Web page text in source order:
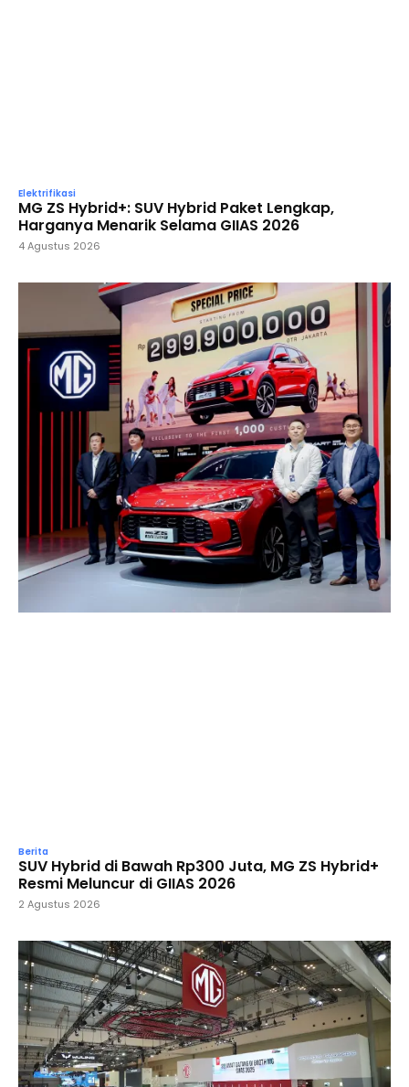
Elektrifikasi
MG ZS Hybrid+: SUV Hybrid Paket Lengkap,
Harganya Menarik Selama GIIAS 2026
4 Agustus 2026
Berita
SUV Hybrid di Bawah Rp300 Juta, MG ZS Hybrid+
Resmi Meluncur di GIIAS 2026
2 Agustus 2026